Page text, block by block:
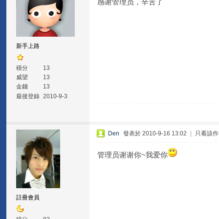
新手上路
積分
13
威望
13
金錢
13
最後登錄 2010-9-3
感谢管理员，辛苦了
註冊會員
Den 發表於 2010-9-16 13:02 只看該
管理员谢谢你~我爱你